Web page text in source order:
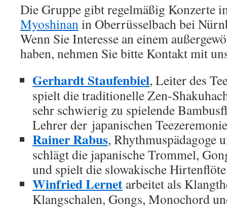
Die Gruppe gibt regelmäßig Konzerte
Myoshinanin Oberrüsselbach bei
Wenn Sie Interesse an einem
haben, nehmen Sie bitte Kontakt mit
Gerhardt Staufenbiel, Leiter des
spielt die traditionelle Zen-
sehr schwierig zu spielende
Lehrer der japanischen
Rainer Rabus, Rhythmuspädagoge
schlägt die japanische Trommel,
und spielt die slowakische
Winfried Lernet arbeitet als
Klangschalen, Gongs, Monochord